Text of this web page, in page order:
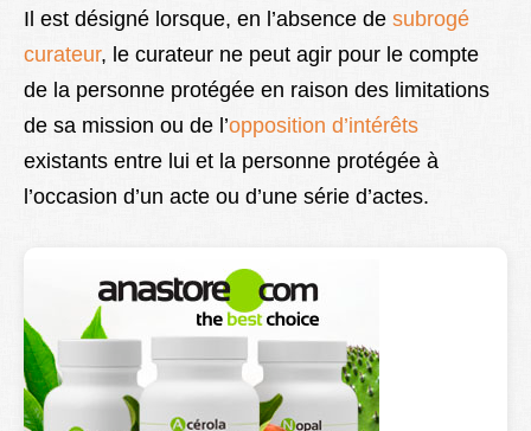
Il est désigné lorsque, en l’absence de subrogé
curateur, le curateur ne peut agir pour le compte
de la personne protégée en raison des limitations
de sa mission ou de l’opposition d’intérêts
existants entre lui et la personne protégée à
l’occasion d’un acte ou d’une série d’actes.